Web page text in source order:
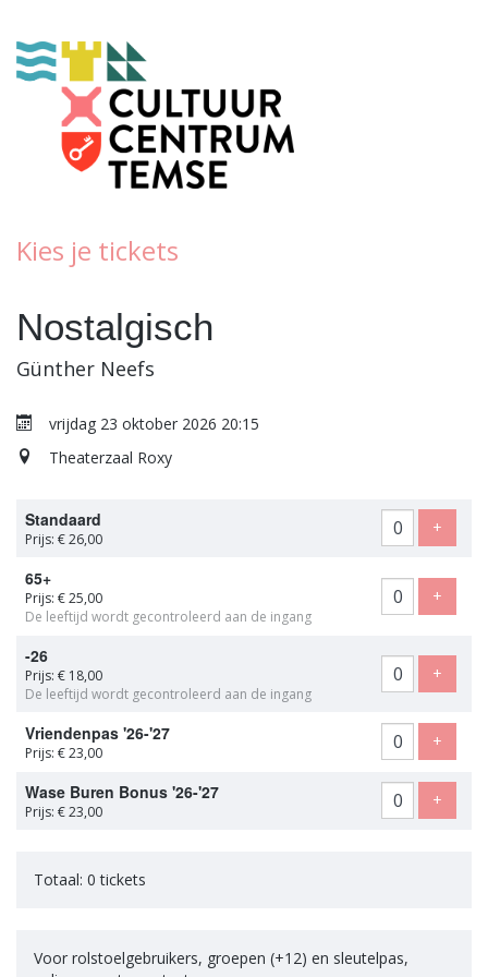
Kies je tickets
Nostalgisch
Günther Neefs
vrijdag 23 oktober 2026 20:15
Theaterzaal Roxy
Standaard
Prijs: € 26,00
+
65+
Prijs: € 25,00
De leeftijd wordt gecontroleerd aan de ingang
+
-26
Prijs: € 18,00
De leeftijd wordt gecontroleerd aan de ingang
+
Vriendenpas '26-'27
Prijs: € 23,00
+
Wase Buren Bonus '26-'27
Prijs: € 23,00
+
Totaal: 0 tickets
Voor rolstoelgebruikers, groepen (+12) en sleutelpas,